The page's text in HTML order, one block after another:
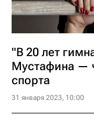
"В 20 лет
Мустафина —
спорта
31 января 2023, 10:00